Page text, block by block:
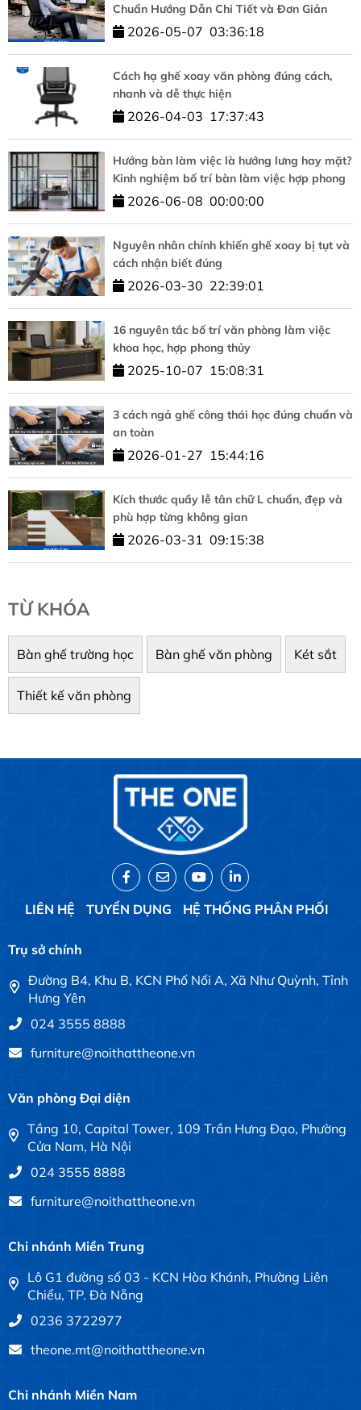
Chuẩn Hướng Dẫn Chi Tiết và Đơn Giản
2026-05-07 03:36:18
Cách hạ ghế xoay văn phòng đúng cách,
nhanh và dễ thực hiện
2026-04-03 17:37:43
Hướng bàn làm việc là hướng lưng hay mặt?
Kinh nghiệm bố trí bàn làm việc hợp phong
thủy2026-06-08 00:00:00
Nguyên nhân chính khiến ghế xoay bị tụt và
cách nhận biết đúng
2026-03-30 22:39:01
16 nguyên tắc bố trí văn phòng làm việc
khoa học, hợp phong thủy
2025-10-07 15:08:31
3 cách ngả ghế công thái học đúng chuẩn và
an toàn
2026-01-27 15:44:16
Kích thước quầy lễ tân chữ L chuẩn, đẹp và
phù hợp từng không gian
2026-03-31 09:15:38
TỪ KHÓA
Bàn ghế trường học Bàn ghế văn phòng Két sắt
Thiết kế văn phòng
LIÊN HỆ TUYỂN DỤNG HỆ THỐNG PHÂN PHỐI
Trụ sở chính
Đường B4, Khu B, KCN Phố Nối A, Xã Như Quỳnh, Tỉnh
Hưng Yên
024 3555 8888
furniture@noithattheone.vn
Văn phòng Đại diện
Tầng 10, Capital Tower, 109 Trần Hưng Đạo, Phường
Cửa Nam, Hà Nội
024 3555 8888
furniture@noithattheone.vn
Chi nhánh Miền Trung
Lô G1 đường số 03 - KCN Hòa Khánh, Phường Liên
Chiểu, TP. Đà Nẵng
0236 3722977
theone.mt@noithattheone.vn
Chi nhánh Miền Nam